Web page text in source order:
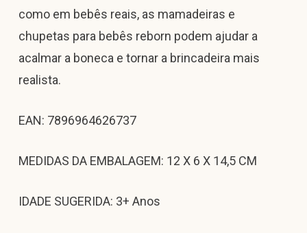
como em bebês reais, as mamadeiras e
chupetas para bebês reborn podem ajudar a
acalmar a boneca e tornar a brincadeira mais
realista.
EAN: 7896964626737
MEDIDAS DA EMBALAGEM: 12 X 6 X 14,5 CM
IDADE SUGERIDA: 3+ Anos